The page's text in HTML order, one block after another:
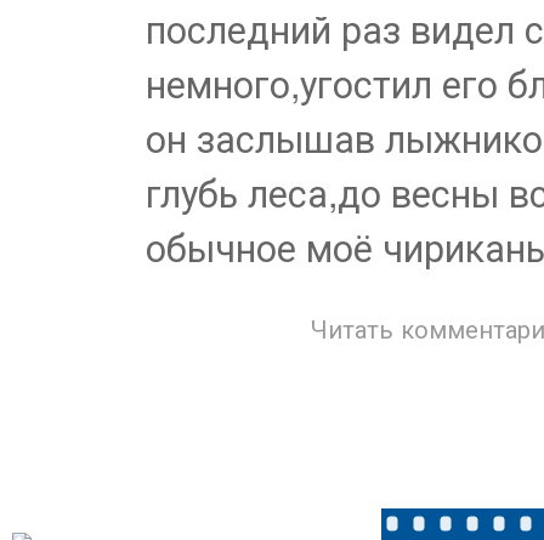
последний раз видел
немного,угостил его
он заслышав
глубь леса,до весны
обычное моё
Читать